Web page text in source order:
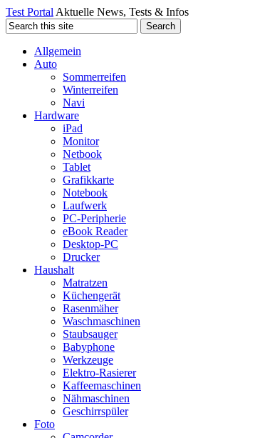
Test Portal Aktuelle News, Tests & Infos
Allgemein
Auto
Sommerreifen
Winterreifen
Navi
Hardware
iPad
Monitor
Netbook
Tablet
Grafikkarte
Notebook
Laufwerk
PC-Peripherie
eBook Reader
Desktop-PC
Drucker
Haushalt
Matratzen
Küchengerät
Rasenmäher
Waschmaschinen
Staubsauger
Babyphone
Werkzeuge
Elektro-Rasierer
Kaffeemaschinen
Nähmaschinen
Geschirrspüler
Foto